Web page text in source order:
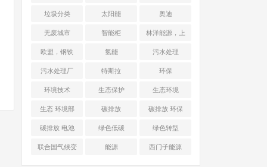
能源 光伏+储能
垃圾分类 太阳能 奥迪
无废城市 智能柜 林洋能源，上
海舜华新能源
欧盟，钢铁 氢能 污水处理
污水处理厂 特斯拉 环保
环境技术 生态保护 生态环境
生态 环境部 碳排放 碳排放 环保
碳排放 电池 绿色低碳 绿色转型
联合国气候变 能源 西门子能源